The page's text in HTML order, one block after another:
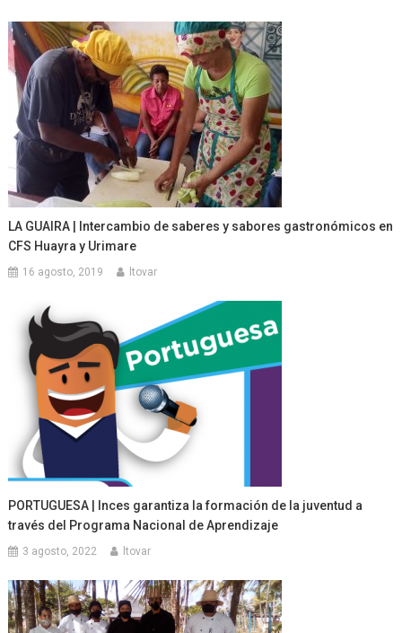
LA GUAIRA | Intercambio de saberes y sabores gastronómicos en
CFS Huayra y Urimare
16 agosto, 2019 ltovar
PORTUGUESA | Inces garantiza la formación de la juventud a
través del Programa Nacional de Aprendizaje
3 agosto, 2022 ltovar